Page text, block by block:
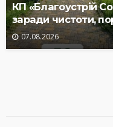
КП «Благоустрій
заради чистоти,
07.08.2026